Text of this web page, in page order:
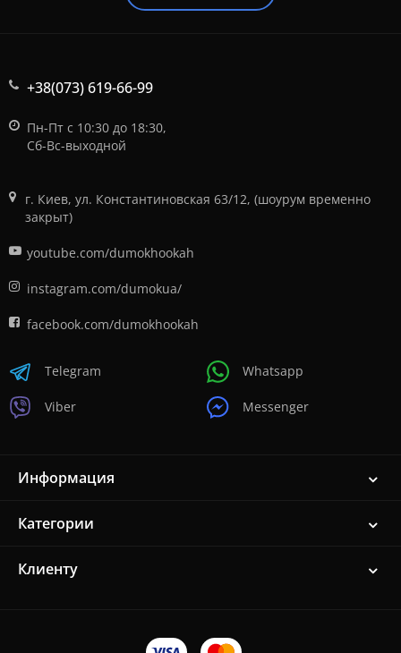
+38(073) 619-66-99
Пн-Пт с 10:30 до 18:30,
Сб-Вс-выходной
г. Киев, ул. Константиновская 63/12, (шоурум временно
закрыт)
youtube.com/dumokhookah
instagram.com/dumokua/
facebook.com/dumokhookah
Telegram
Viber
Whatsapp
Messenger
Информация
Категории
Клиенту